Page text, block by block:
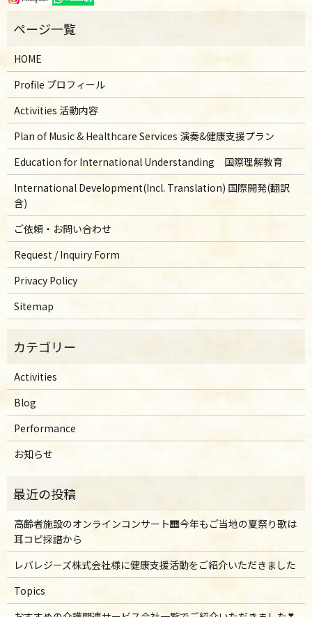
HOME
Profile プロフィール
Activities 活動内容
Plan of Music & Healthcare Services 演奏&健康支援プラン
Education for International Understanding 国際理解教育
International Development(Incl. Translation) 国際開発(翻訳
含)
ご依頼・お問い合わせ
Request / Inquiry Form
Privacy Policy
Sitemap
Activities
Blog
Performance
お知らせ
高齢者施設のオンラインコンサート🎹今年もご当地の夏祭り歌は
耳コピ採譜から
レバレジーズ株式会社様に健康支援活動をご紹介いただきました
Topics